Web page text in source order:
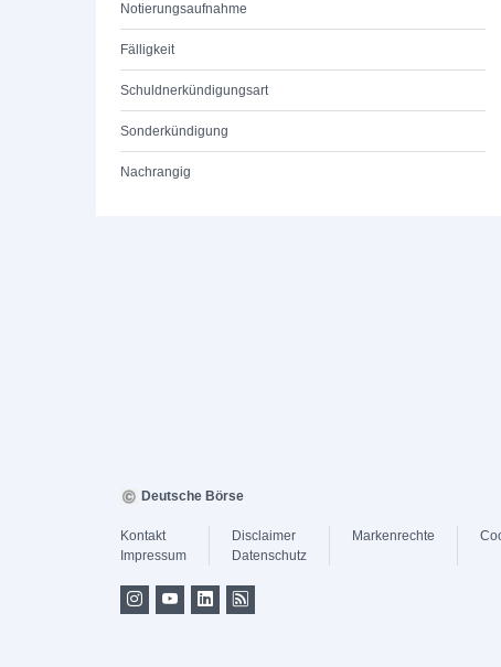
Notierungsaufnahme
Fälligkeit
Schuldnerkündigungsart
Sonderkündigung
Nachrangig
Deutsche Börse
Kontakt
Impressum
Disclaimer
Datenschutz
Markenrechte